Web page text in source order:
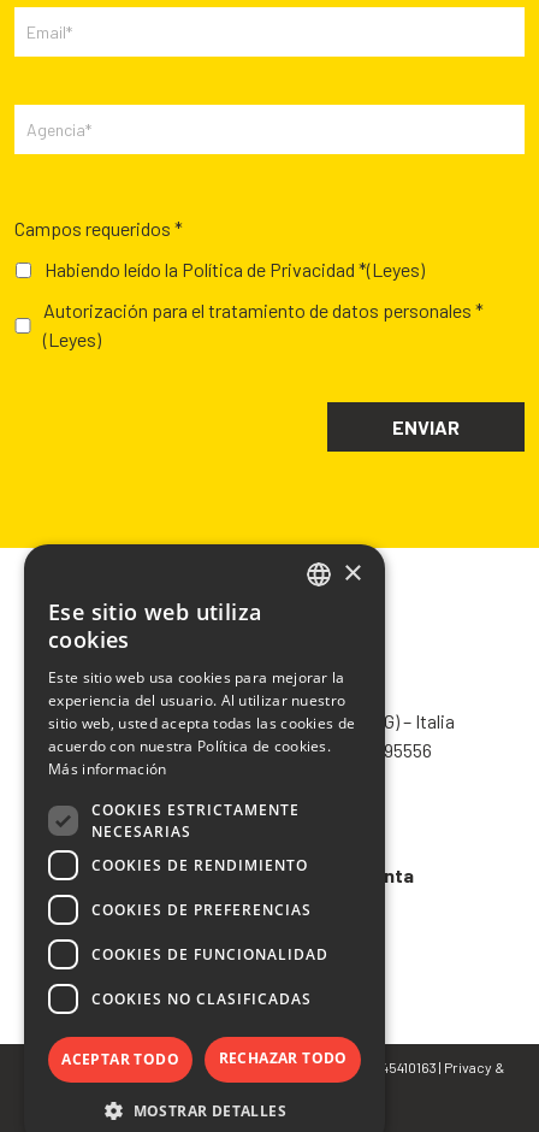
Campos requeridos *
Habiendo leído la Política de Privacidad *(Leyes)
Autorización para el tratamiento de datos personales *
(Leyes)
CHIMIVER PANSERI S.p.A.
Via Bergamo, 1401 – 24030 Pontida (BG) – Italia
Tel. +39 035 795031– Fax +39 035 795556
Condiciones generales de venta
Codigo etico
© Copyright 2022 CHIMIVER PANSERI S.p.A. | P.IVA 02745410163 | Privacy &
Cookie Policy
FRENCH
SPANISH
×
Ese sitio web utiliza
cookies
Este sitio web usa cookies para mejorar la
experiencia del usuario. Al utilizar nuestro
sitio web, usted acepta todas las cookies de
acuerdo con nuestra Política de cookies.
Más información
COOKIES ESTRICTAMENTE
NECESARIAS
COOKIES DE RENDIMIENTO
COOKIES DE PREFERENCIAS
COOKIES DE FUNCIONALIDAD
COOKIES NO CLASIFICADAS
ACEPTAR TODO RECHAZAR TODO
MOSTRAR DETALLES